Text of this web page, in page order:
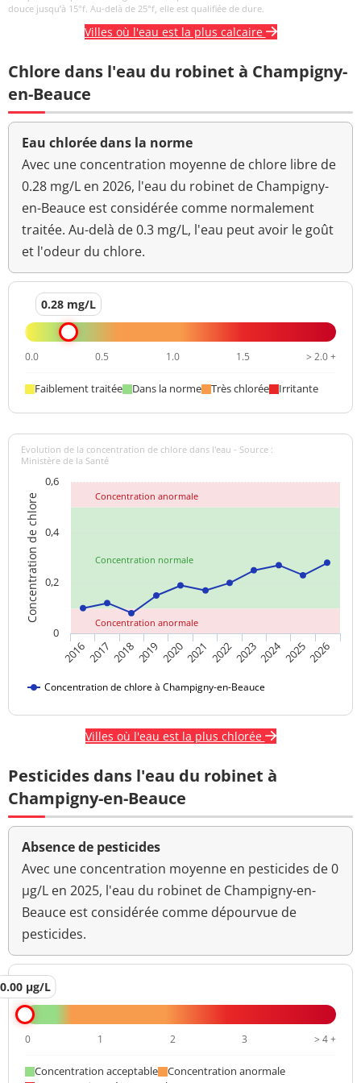
douce jusqu’à 15°f. Au-delà de 25°f, elle est qualifiée de dure.
Villes où l'eau est la plus calcaire
Chlore dans l'eau du robinet à Champigny-
en-Beauce
Eau chlorée dans la norme
Avec une concentration moyenne de chlore libre de
0.28 mg/L en 2026, l'eau du robinet de Champigny-
en-Beauce est considérée comme normalement
traitée. Au-delà de 0.3 mg/L, l'eau peut avoir le goût
et l'odeur du chlore.
0.28 mg/L
0.0 0.5 1.0 1.5 > 2.0 +
Faiblement traitée Dans la norme Très chlorée Irritante
Concentration normale
Concentration anormale
Concentration anormale
Concentration de chlore
Evolution de la concentration de chlore dans l'eau - Source :
Ministère de la Santé
Concentration de chlore à Champigny-en-Beauce
20162017 2018201920202021 20222023202420252026
0
0,2
0,4
0,6
Villes où l'eau est la plus chlorée
Pesticides dans l'eau du robinet à
Champigny-en-Beauce
Absence de pesticides
Avec une concentration moyenne en pesticides de 0
µg/L en 2025, l'eau du robinet de Champigny-en-
Beauce est considérée comme dépourvue de
pesticides.
0.00 µg/L
0 1 2 3 > 4 +
Concentration acceptable
Concentration anormale